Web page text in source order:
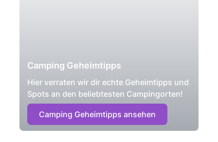
Camping Geheimtipps
Hier verraten wir dir echte Geheimtipps und
Spots an den beliebtesten Campingorten!
Camping Geheimtipps ansehen